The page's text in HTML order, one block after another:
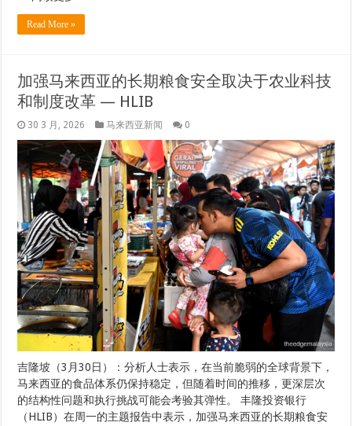
Read More »
加强马来西亚的长期粮食安全取决于农业科技
和制度改革 — HLIB
30 3 月, 2026 马来西亚新闻 0
吉隆坡（3月30日）：分析人士表示，在当前脆弱的全球背景下，
马来西亚的食品体系仍保持稳定，但随着时间的推移，更深层次
的结构性问题和执行挑战可能会考验其弹性。 丰隆投资银行
（HLIB）在周一的主题报告中表示，加强马来西亚的长期粮食安